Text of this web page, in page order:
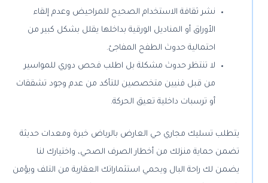
نشر ثقافة الاستخدام الصحيح للمراحيض وعدم إلقاء
الأوراق أو المناديل الورقية بداخلها يقلل بشكل كبير من
احتمالية حدوث الطفح المفاجئ.
لا تنتظر حدوث مشكلة بل اطلب فحص دوري للمواسير
من قبل فنيين متخصصين للتأكد من عدم وجود تشققات
أو ترسبات داخلية تعيق الحركة.
يتطلب تسليك مجاري حي العارض بالرياض خبرة ومعدات حديثة
تضمن حماية منزلك من أخطار الصرف الصحي، واختيارك لنا
يضمن لك راحة البال ويحمي استثماراتك العقارية من التلف ويؤمن